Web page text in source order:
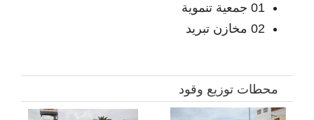
01 جمعية تنموية
02 مخازن تبريد
محطات توزيع وقود